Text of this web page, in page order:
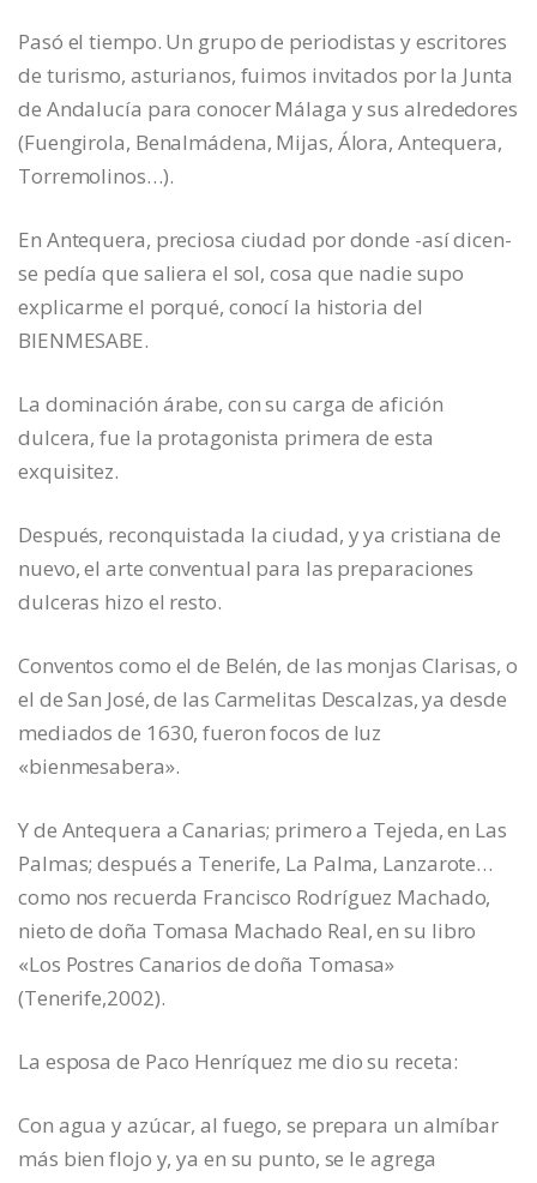
Pasó el tiempo. Un grupo de periodistas y escritores
de turismo, asturianos, fuimos invitados por la Junta
de Andalucía para conocer Málaga y sus alrededores
(Fuengirola, Benalmádena, Mijas, Álora, Antequera,
Torremolinos…).
En Antequera, preciosa ciudad por donde -así dicen-
se pedía que saliera el sol, cosa que nadie supo
explicarme el porqué, conocí la historia del
BIENMESABE.
La dominación árabe, con su carga de afición
dulcera, fue la protagonista primera de esta
exquisitez.
Después, reconquistada la ciudad, y ya cristiana de
nuevo, el arte conventual para las preparaciones
dulceras hizo el resto.
Conventos como el de Belén, de las monjas Clarisas, o
el de San José, de las Carmelitas Descalzas, ya desde
mediados de 1630, fueron focos de luz
«bienmesabera».
Y de Antequera a Canarias; primero a Tejeda, en Las
Palmas; después a Tenerife, La Palma, Lanzarote…
como nos recuerda Francisco Rodríguez Machado,
nieto de doña Tomasa Machado Real, en su libro
«Los Postres Canarios de doña Tomasa»
(Tenerife,2002).
La esposa de Paco Henríquez me dio su receta:
Con agua y azúcar, al fuego, se prepara un almíbar
más bien flojo y, ya en su punto, se le agrega